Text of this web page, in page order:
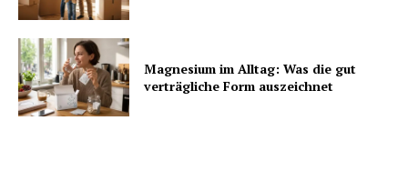
Magnesium im Alltag: Was die gut
verträgliche Form auszeichnet